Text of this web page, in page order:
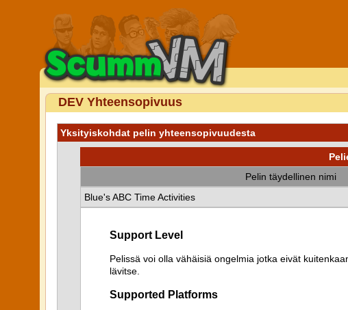
DEV Yhteensopivuus
Yksityiskohdat pelin yhteensopivuudesta
Pelin täydellinen nimi
Blue's ABC Time Activities
Support Level
Pelissä voi olla vähäisiä ongelmia jotka eivät
lävitse.
Supported Platforms